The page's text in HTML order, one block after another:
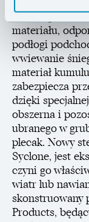
terenie przez
materiału,
podłogi
wwiewanie
materiał
zabezpiecza
dzięki
obszerna i
ubranego w
plecak. Nowy
Syclone, jest
czyni go
wiatr lub
skonstruowany
Products,